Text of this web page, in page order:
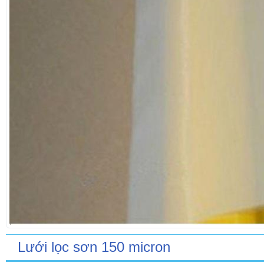
Lưới lọc sơn 150 micron